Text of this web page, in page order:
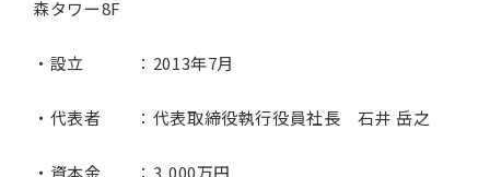
森タワー8F
・設立 ：2013年7月
・代表者 ：代表取締役執行役員社長 石井 岳之
・資本金 ：3,000万円